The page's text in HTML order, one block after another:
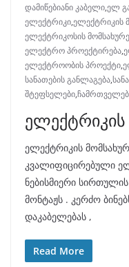
დამიწებიანი კაბელი,ელ
ელექტრიკი,ელექტრიკის
ელექტრიკოსის
ელექტრო პროექტირება,
ელექტროობის პროექტი,
სანათების განლაგება,
შტეფსელები,ჩამრთველებ
ელექტრიკის
ელექტრიკის
კვალიფიცირებული
ნებისმიერი
მონტაჟს . კერძო
დაკაბელებას ,
Read More